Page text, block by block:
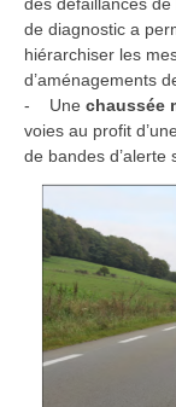
de diagnostic a
hiérarchiser les
d’aménagements
- Une chaussée
voies au profit
de bandes d’alerte